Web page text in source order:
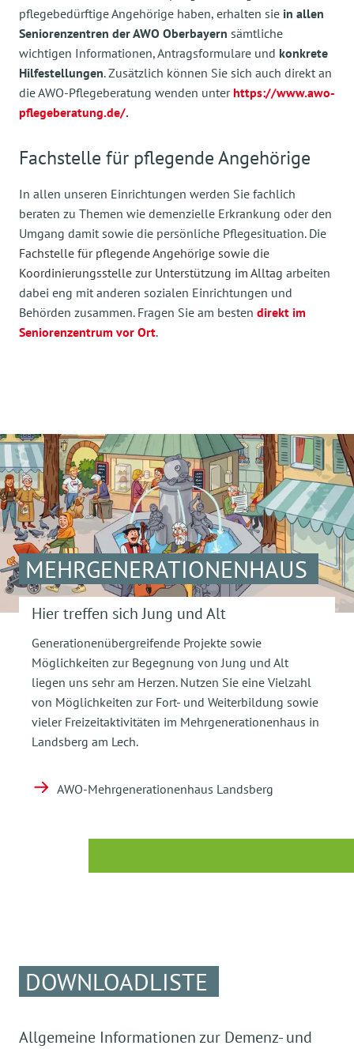
pflegebedürftige Angehörige haben, erhalten sie in allen
Seniorenzentren der AWO Oberbayern sämtliche
wichtigen Informationen, Antragsformulare und konkrete
Hilfestellungen. Zusätzlich können Sie sich auch direkt an
die AWO-Pflegeberatung wenden unterhttps://www.awo-
pflegeberatung.de/.
Fachstelle für pflegende Angehörige
In allen unseren Einrichtungen werden Sie fachlich
beraten zu Themen wie demenzielle Erkrankung oder den
Umgang damit sowie die persönliche Pflegesituation. Die
Fachstelle für pflegende Angehörige sowie die
Koordinierungsstelle zur Unterstützung im Alltag arbeiten
dabei eng mit anderen sozialen Einrichtungen und
Behörden zusammen. Fragen Sie am besten direkt im
Seniorenzentrum vor Ort.
MEHRGENERATIONENHAUS
Hier treffen sich Jung und Alt
Generationenübergreifende Projekte sowie
Möglichkeiten zur Begegnung von Jung und Alt
liegen uns sehr am Herzen. Nutzen Sie eine Vielzahl
von Möglichkeiten zur Fort- und Weiterbildung sowie
vieler Freizeitaktivitäten im Mehrgenerationenhaus in
Landsberg am Lech.
AWO-Mehrgenerationenhaus Landsberg
DOWNLOADLISTE
Allgemeine Informationen zur Demenz- und